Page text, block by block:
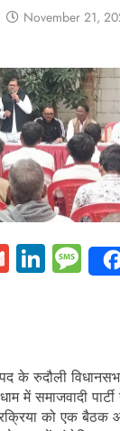
November 21,
Gmail
के रुदौली
में समाजवादी
को एक बैठक